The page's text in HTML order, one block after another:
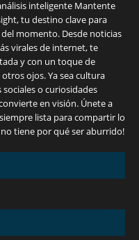
inteligente Mantente
tu destino clave para
momento. Desde noticias
virales de internet, te
y con un toque de
ojos. Ya sea cultura
o curiosidades
en visión. Únete a
lista para compartir lo
tiene por qué ser aburrido!
mantener la
ensueño,
que no
con mayor
de